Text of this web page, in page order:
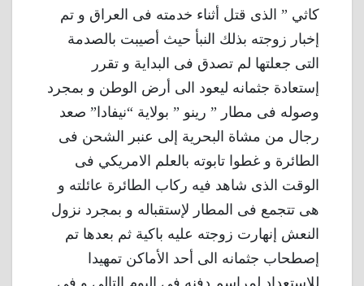
كاثي ” الذى قتل أثناء خدمته فى العراق و تم
إخبار زوجته بذلك النبأ حيث أصيبت بالصدمة
التى جعلتها لم تصدق فى البداية و تقرر
إستعادة جثمانه ليعود الى أرض الوطن و بمجرد
وصوله فى مطار ” رينو ” بولاية “نيفادا” صعد
رجال من مشاة البحرية إلى عنبر الشحن فى
الطائرة و غطوا تابوته بالعلم الامريكي فى
الوقت الذى شاهد فيه ركاب الطائرة عائلته و
هى تتجمع فى المطار لإستقباله و بمجرد نزول
النعش إنهارت زوجته عليه باكية ثم بعدها تم
إصطحاب جثمانه الى أحد الأماكن تمهيدا